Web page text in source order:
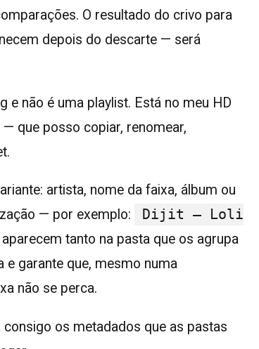
O resultado do crivo para
depois do descarte — será
e não é uma playlist. Está no meu HD
que posso copiar, renomear,
artista, nome da faixa, álbum ou
— por exemplo:
Dijit —Loli
aparecem tanto na pasta que os agrupa
e garante que, mesmo numa
não se perca.
os metadados que as pastas